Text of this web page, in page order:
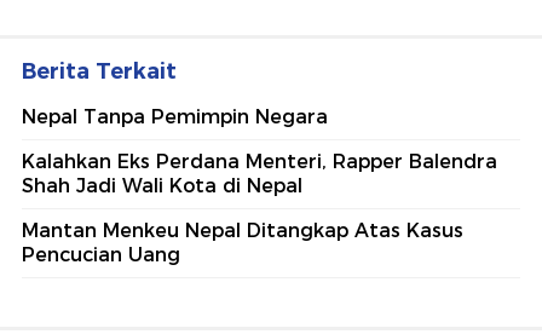
Berita Terkait
Nepal Tanpa Pemimpin Negara
Kalahkan Eks Perdana Menteri, Rapper Balendra
Shah Jadi Wali Kota di Nepal
Mantan Menkeu Nepal Ditangkap Atas Kasus
Pencucian Uang